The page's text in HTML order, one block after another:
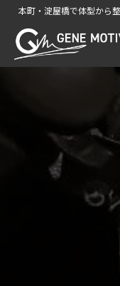
本町・淀屋橋で体型から